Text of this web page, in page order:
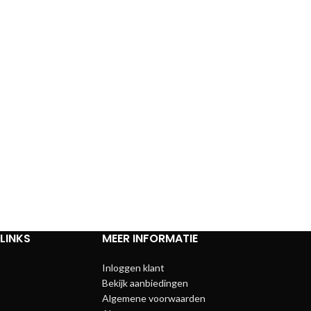
MEER INFORMATIE
Inloggen klant
Bekijk aanbiedingen
Algemene voorwaarden